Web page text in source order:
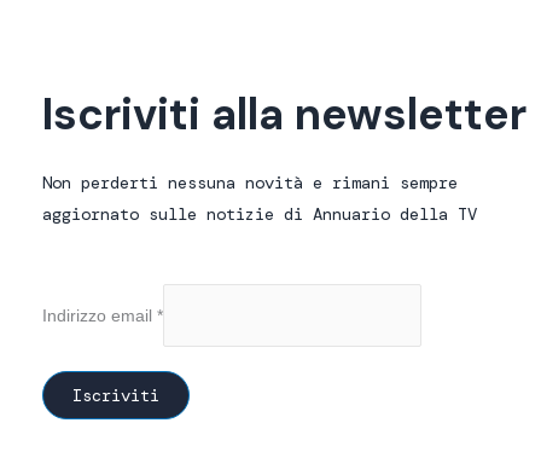
Iscriviti alla newsletter
Non perderti nessuna novità e rimani sempre
aggiornato sulle notizie di Annuario della TV
Indirizzo email *